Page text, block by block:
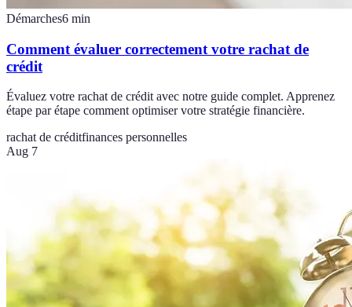
Démarches6 min
Comment évaluer correctement votre rachat de
crédit
Évaluez votre rachat de crédit avec notre guide complet. Apprenez
étape par étape comment optimiser votre stratégie financière.
rachat de créditfinances personnelles
Aug 7